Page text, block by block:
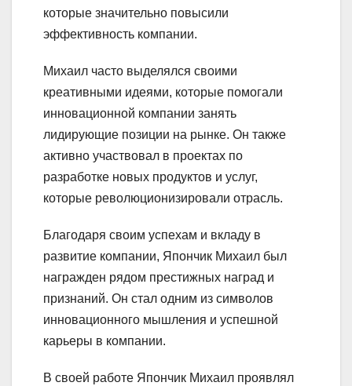
которые значительно повысили
эффективность компании.
Михаил часто выделялся своими
креативными идеями, которые помогали
инновационной компании занять
лидирующие позиции на рынке. Он также
активно участвовал в проектах по
разработке новых продуктов и услуг,
которые революционизировали отрасль.
Благодаря своим успехам и вкладу в
развитие компании, Япончик Михаил был
награжден рядом престижных наград и
признаний. Он стал одним из символов
инновационного мышления и успешной
карьеры в компании.
В своей работе Япончик Михаил проявлял